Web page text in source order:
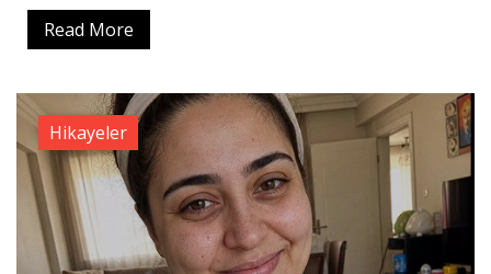
Read More
Hikayeler